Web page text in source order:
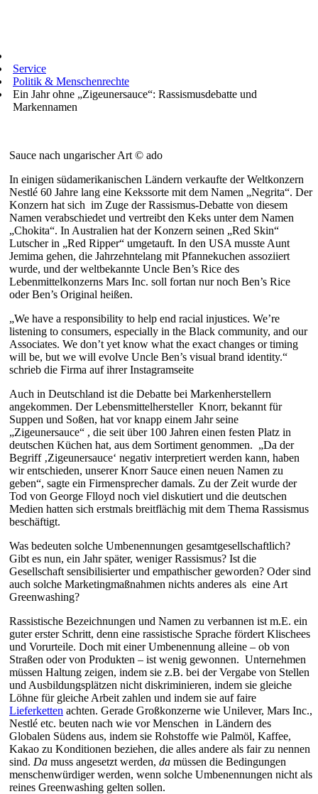
Service
Politik & Menschenrechte
Ein Jahr ohne „Zigeunersauce“: Rassismusdebatte und
Markennamen
Sauce nach ungarischer Art © ado
In einigen südamerikanischen Ländern verkaufte der Weltkonzern
Nestlé 60 Jahre lang eine Kekssorte mit dem Namen „Negrita“. Der
Konzern hat sich im Zuge der Rassismus-Debatte von diesem
Namen verabschiedet und vertreibt den Keks unter dem Namen
„Chokita“. In Australien hat der Konzern seinen „Red Skin“
Lutscher in „Red Ripper“ umgetauft. In den USA musste Aunt
Jemima gehen, die Jahrzehntelang mit Pfannekuchen assoziiert
wurde, und der weltbekannte Uncle Ben’s Rice des
Lebenmittelkonzerns Mars Inc. soll fortan nur noch Ben’s Rice
oder Ben’s Original heißen.
„We have a responsibility to help end racial injustices. We’re
listening to consumers, especially in the Black community, and our
Associates. We don’t yet know what the exact changes or timing
will be, but we will evolve Uncle Ben’s visual brand identity.“
schrieb die Firma auf ihrer Instagramseite
Auch in Deutschland ist die Debatte bei Markenherstellern
angekommen. Der Lebensmittelhersteller Knorr, bekannt für
Suppen und Soßen, hat vor knapp einem Jahr seine
„Zigeunersauce“ , die seit über 100 Jahren einen festen Platz in
deutschen Küchen hat, aus dem Sortiment genommen. „Da der
Begriff ‚Zigeunersauce‘ negativ interpretiert werden kann, haben
wir entschieden, unserer Knorr Sauce einen neuen Namen zu
geben“, sagte ein Firmensprecher damals. Zu der Zeit wurde der
Tod von George Flloyd noch viel diskutiert und die deutschen
Medien hatten sich erstmals breitflächig mit dem Thema Rassismus
beschäftigt.
Was bedeuten solche Umbenennungen gesamtgesellschaftlich?
Gibt es nun, ein Jahr später, weniger Rassismus? Ist die
Gesellschaft sensibilisierter und empathischer geworden? Oder sind
auch solche Marketingmaßnahmen nichts anderes als eine Art
Greenwashing?
Rassistische Bezeichnungen und Namen zu verbannen ist m.E. ein
guter erster Schritt, denn eine rassistische Sprache fördert Klischees
und Vorurteile. Doch mit einer Umbenennung alleine – ob von
Straßen oder von Produkten – ist wenig gewonnen. Unternehmen
müssen Haltung zeigen, indem sie z.B. bei der Vergabe von Stellen
und Ausbildungsplätzen nicht diskriminieren, indem sie gleiche
Löhne für gleiche Arbeit zahlen und indem sie auf faire
Lieferketten achten. Gerade Großkonzerne wie Unilever, Mars Inc.,
Nestlé etc. beuten nach wie vor Menschen in Ländern des
Globalen Südens aus, indem sie Rohstoffe wie Palmöl, Kaffee,
Kakao zu Konditionen beziehen, die alles andere als fair zu nennen
sind. Da muss angesetzt werden, da müssen die Bedingungen
menschenwürdiger werden, wenn solche Umbenennungen nicht als
reines Greenwashing gelten sollen.